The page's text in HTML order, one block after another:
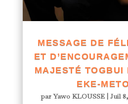
MESSAGE DE
ET
MAJESTÉ TOGBUI
EKE-
parYawo KLOUSSE| Juil